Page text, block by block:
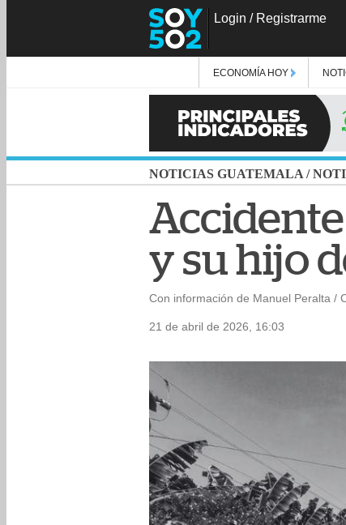
Login / Registrarme
ECONOMÍA HOY
NOTICIAS GUATEMALA /
y su hijo
Con información de Manuel Peralta /
21 de abril de 2026, 16:03